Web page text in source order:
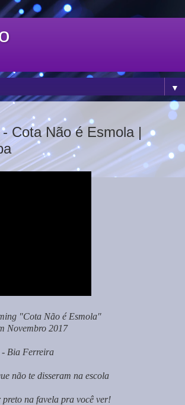
▼
Cota Não é Esmola |
"Cota Não é Esmola"
Novembro 2017
- Bia Ferreira
não te disseram na escola
preto na favela pra você ver!